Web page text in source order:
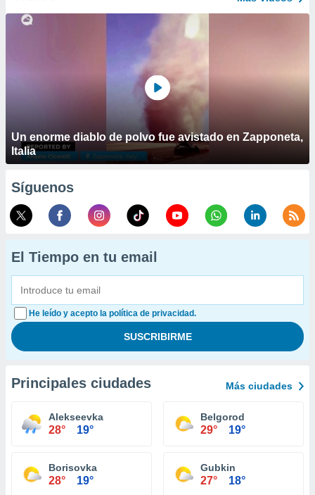
Un enorme diablo de polvo fue avistado en Zapponeta,
Italia
Síguenos
El Tiempo en tu email
He leído y acepto la política de privacidad.
Principales ciudades Más ciudades
Alekseevka
28° 19°
Belgorod
29° 19°
Borisovka
28° 19°
Gubkin
27° 18°